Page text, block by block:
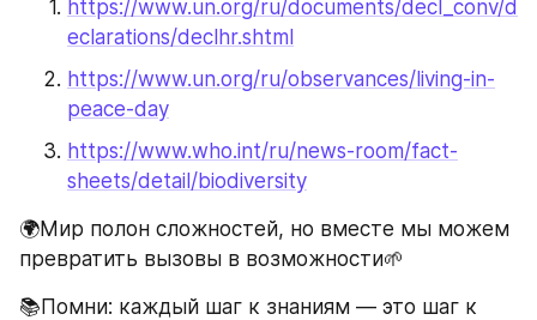
https://www.un.org/ru/documents/decl_conv/d
eclarations/declhr.shtml
https://www.un.org/ru/observances/living-in-
peace-day
https://www.who.int/ru/news-room/fact-
sheets/detail/biodiversity
🌍Мир полон сложностей, но вместе мы можем
превратить вызовы в возможности🌱
📚Помни: каждый шаг к знаниям — это шаг к